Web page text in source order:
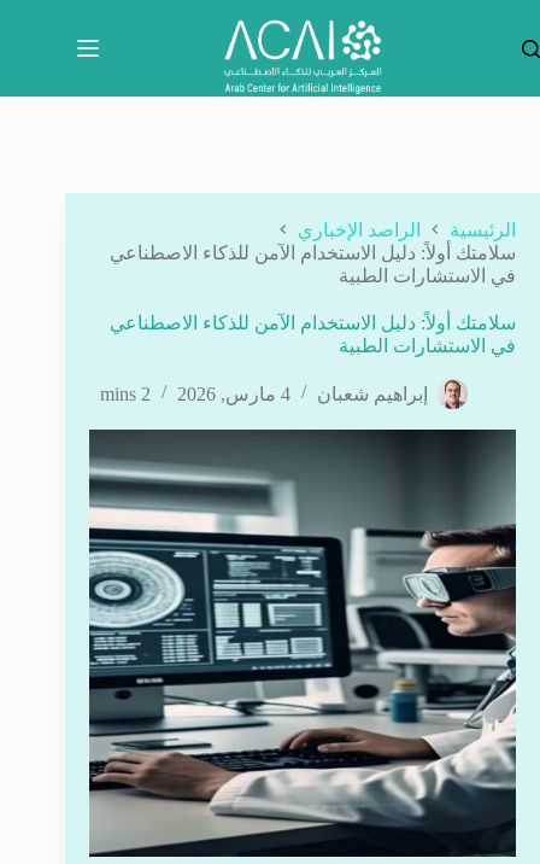
المحتوى
الرئيسية
الراصد الإخباري
سلامتك أولاً: دليل الاستخدام الآمن للذكاء الاصطناعي
في الاستشارات الطبية
سلامتك أولاً: دليل الاستخدام الآمن للذكاء الاصطناعي
في الاستشارات الطبية
إبراهيم شعبان 4 مارس, 2026 2 mins